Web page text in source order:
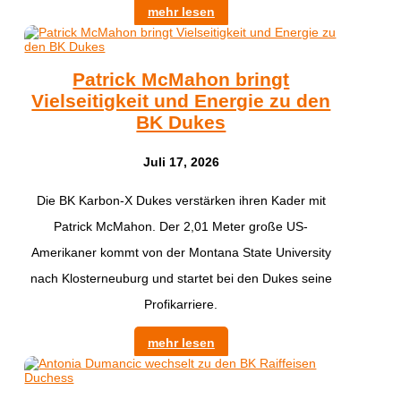
mehr lesen
Patrick McMahon bringt
Vielseitigkeit und Energie zu den
BK Dukes
Juli 17, 2026
Die BK Karbon-X Dukes verstärken ihren Kader mit
Patrick McMahon. Der 2,01 Meter große US-
Amerikaner kommt von der Montana State University
nach Klosterneuburg und startet bei den Dukes seine
Profikarriere.
mehr lesen